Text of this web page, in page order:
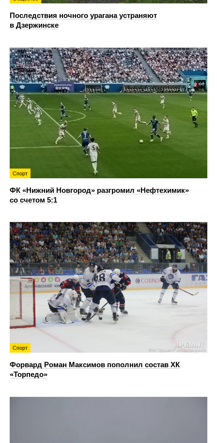
Последствия ночного урагана устраняют
в Дзержинске
Спорт
ФК «Нижний Новгород» разгромил «Нефтехимик»
со счетом 5:1
Спорт
Форвард Роман Максимов пополнил состав ХК
«Торпедо»